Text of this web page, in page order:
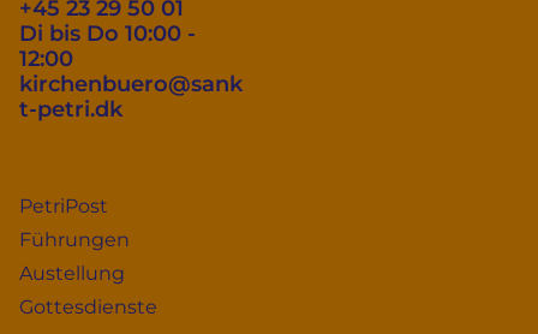
+45 23 29 50 01
Di bis Do 10:00 -
12:00
kirchenbuero@sank
t-petri.dk
PetriPost
Führungen
Austellung
Gottesdienste